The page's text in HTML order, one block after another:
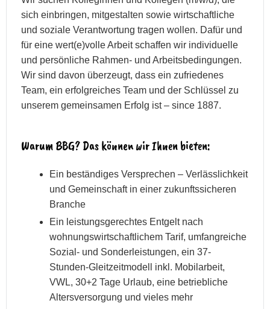
sich einbringen, mitgestalten sowie wirtschaftliche
und soziale Verantwortung tragen wollen. Dafür und
für eine wert(e)volle Arbeit schaffen wir individuelle
und persönliche Rahmen- und Arbeitsbedingungen.
Wir sind davon überzeugt, dass ein zufriedenes
Team, ein erfolgreiches Team und der Schlüssel zu
unserem gemeinsamen Erfolg ist – since 1887.
Warum BBG? Das können wir Ihnen bieten:
Ein beständiges Versprechen – Verlässlichkeit
und Gemeinschaft in einer zukunftssicheren
Branche
Ein leistungsgerechtes Entgelt nach
wohnungswirtschaftlichem Tarif, umfangreiche
Sozial- und Sonderleistungen, ein 37-
Stunden-Gleitzeitmodell inkl. Mobilarbeit,
VWL, 30+2 Tage Urlaub, eine betriebliche
Altersversorgung und vieles mehr